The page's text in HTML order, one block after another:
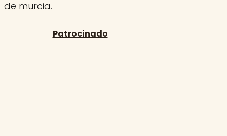
de murcia.